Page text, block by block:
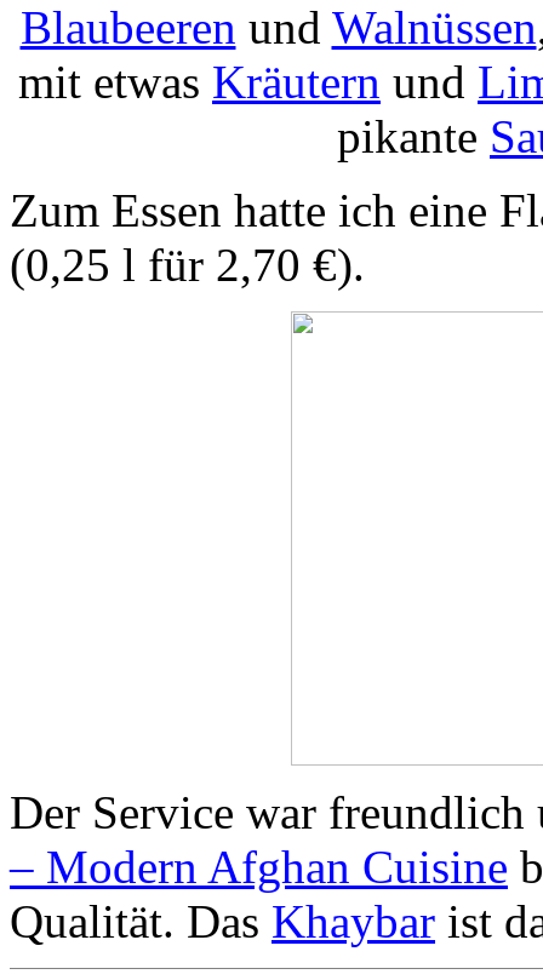
Blaubeeren und Walnüssen
mit etwas Kräutern und
pikante
Zum Essen hatte ich eine
(0,25 l für 2,70 €).
Der Service war
– Modern Afghan Cuisine
Qualität. Das Khaybar ist